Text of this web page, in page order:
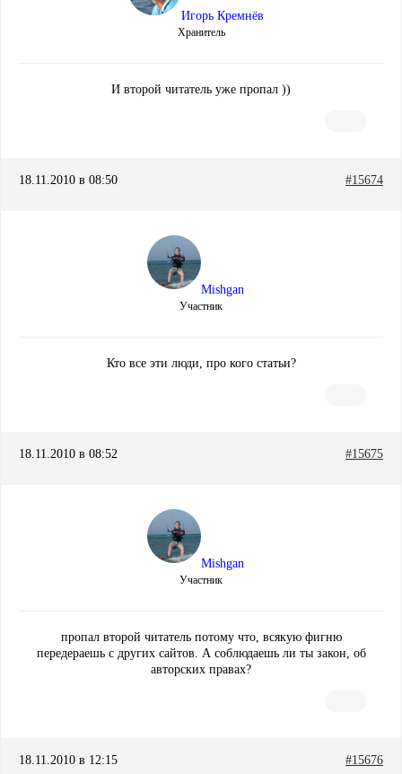
Игорь Кремнёв
Хранитель
И второй читатель уже пропал ))
18.11.2010 в 08:50 #15674
Mishgan
Участник
Кто все эти люди, про кого статьи?
18.11.2010 в 08:52 #15675
Mishgan
Участник
пропал второй читатель потому что, всякую фигню
передераешь с других сайтов. А соблюдаешь ли ты закон, об
авторских правах?
18.11.2010 в 12:15 #15676